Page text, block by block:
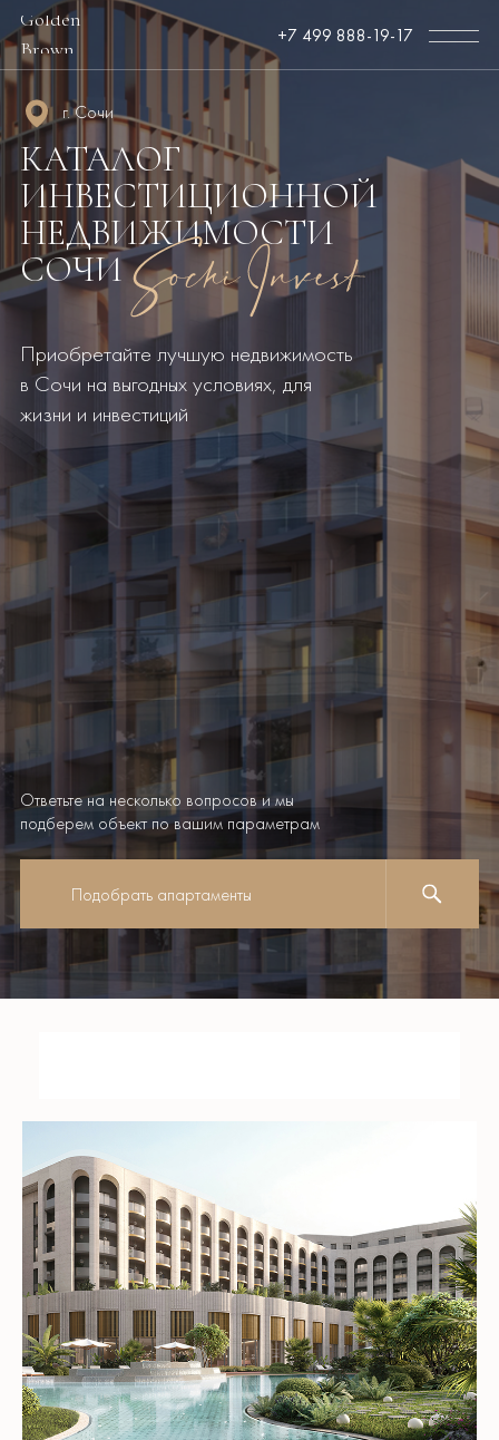
Подобрать апартаменты
Golden
Brown
КАТАЛОГ
ИНВЕСТИЦИОННОЙ
НЕДВИЖИМОСТИ
СОЧИ
Ответьте на несколько вопросов и мы
подберем объект по вашим параметрам
Приобретайте лучшую недвижимость
в Сочи на выгодных условиях, для
жизни и инвестиций
+7 499 888-19-17
г. Сочи